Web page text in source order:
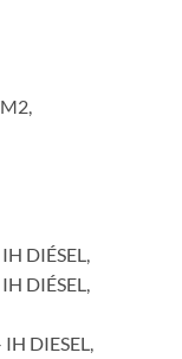
DIÉSEL,
DIÉSEL,
DIESEL,